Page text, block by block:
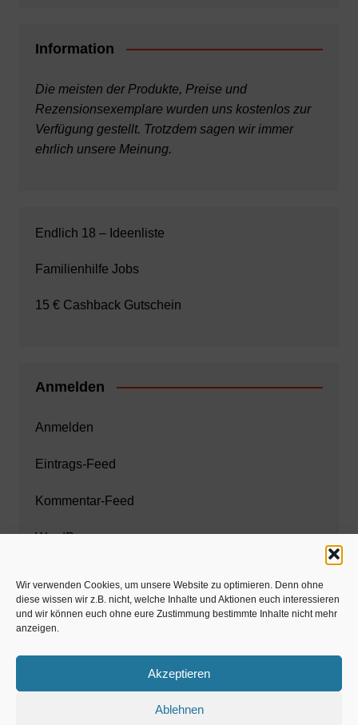
Wir verwenden Cookies, um unsere Website zu optimieren. Denn ohne
diese wissen wir z.B. nicht, welche Inhalte und Aktionen euch interessieren
und wir können euch ohne eure Zustimmung bestimmte Inhalte nicht mehr
anzeigen.
Akzeptieren
Ablehnen
Information
Die meisten der Produkte, Preise und
Rezensionsexemplare wurden uns kostenlos zur
Verfügung gestellt. Trotzdem sagen wir immer
ehrlich unsere Meinung.
Endlich 18 – Ideenliste
Familienhilfe Jobs
15 € Cashback Gutschein
Anmelden
Anmelden
Eintrags-Feed
Kommentar-Feed
WordPress.org
Zahnarzt München
www.estaregistrierung.org – ESTA